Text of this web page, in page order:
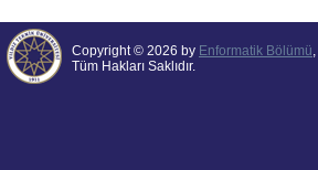
Copyright © 2026 by Enformatik Bölümü,
Tüm Hakları Saklıdır.